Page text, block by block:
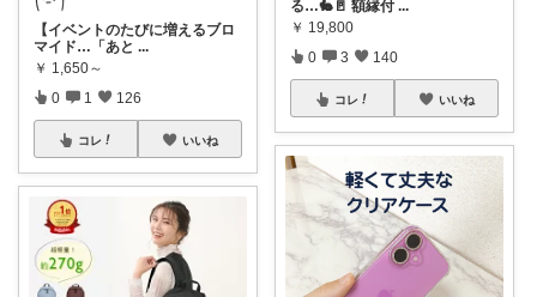
【イベントのたびに増えるブロ
マイド…「あと ...
￥ 1,650～
0 1 126
コレ いいね
る…🐇🚪 額縁付 ...
￥ 19,800
0 3 140
コレ いいね